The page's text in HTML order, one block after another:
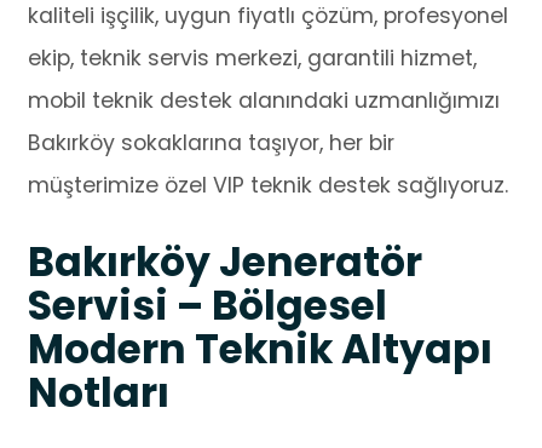
kaliteli işçilik, uygun fiyatlı çözüm, profesyonel
ekip, teknik servis merkezi, garantili hizmet,
mobil teknik destek alanındaki uzmanlığımızı
Bakırköy sokaklarına taşıyor, her bir
müşterimize özel VIP teknik destek sağlıyoruz.
Bakırköy Jeneratör
Servisi – Bölgesel
Modern Teknik Altyapı
Notları